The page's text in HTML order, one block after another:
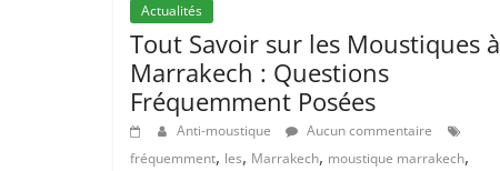
Actualités
Tout Savoir sur les Moustiques à
Marrakech : Questions
Fréquemment Posées
Anti-moustique
Aucun commentaire
fréquemment, les, Marrakech, moustique marrakech,